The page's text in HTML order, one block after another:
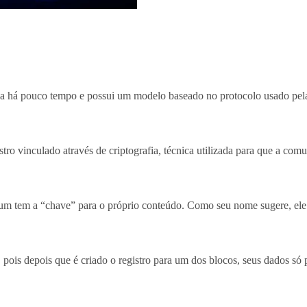
há pouco tempo e possui um modelo baseado no protocolo usado
vinculado através de criptografia, técnica utilizada para que a
tem a “chave” para o próprio conteúdo. Como seu nome sugere,
depois que é criado o registro para um dos blocos, seus dados